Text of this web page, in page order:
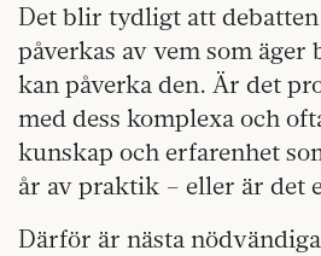
Det blir tydligt att
påverkas av vem som äger
kan påverka den. Är det
med dess komplexa och
kunskap och erfarenhet
år av praktik – eller är det
Därför är nästa